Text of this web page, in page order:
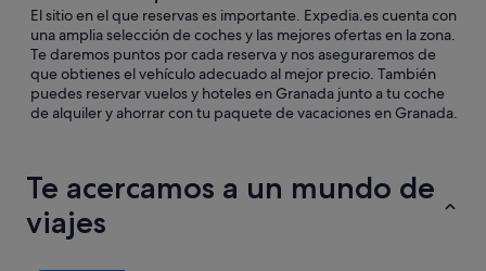
El sitio en el que reservas es importante. Expedia.es cuenta con
una amplia selección de coches y las mejores ofertas en la zona.
Te daremos puntos por cada reserva y nos aseguraremos de
que obtienes el vehículo adecuado al mejor precio. También
puedes reservar vuelos y hoteles en Granada junto a tu coche
de alquiler y ahorrar con tu paquete de vacaciones en Granada.
Te acercamos a un mundo de
viajes